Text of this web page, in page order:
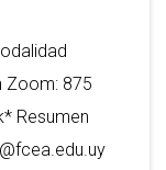
Zoom: 875
Resumen